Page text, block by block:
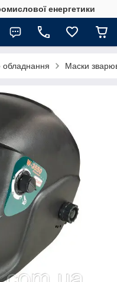
енергетики
Маски